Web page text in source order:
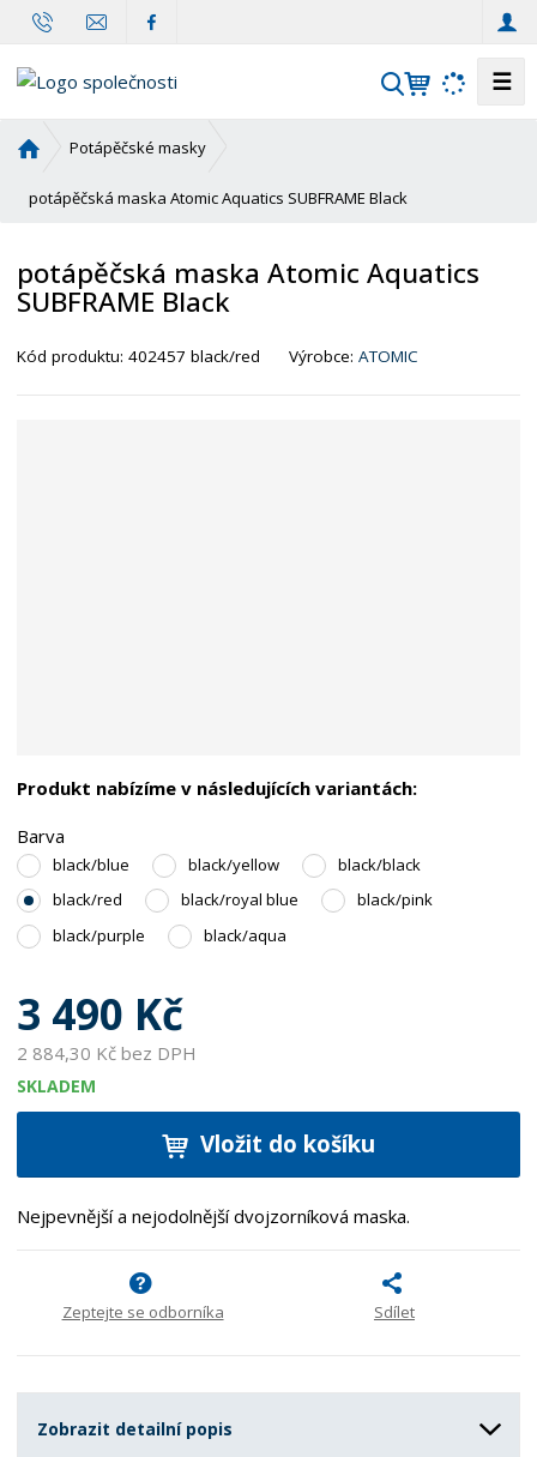
V
e
t
☰
o
í
s
r
Potápěčské masky
potápěčská maska Atomic Aquatics SUBFRAME Black
potápěčská maska Atomic Aquatics
SUBFRAME Black
Kód produktu:402457 black/red Výrobce:ATOMIC
Produkt nabízíme v následujících variantách:
Barva
black/blue black/yellow
black/black
black/red
black/royal blue
black/pink
black/purple
black/aqua
3 490 Kč
2 884,30 Kč bez DPH
SKLADEM
Vložit do košíku
Nejpevnější a nejodolnější dvojzorníková maska.
Zeptejte se odborníka Sdílet
Zobrazit detailní popis